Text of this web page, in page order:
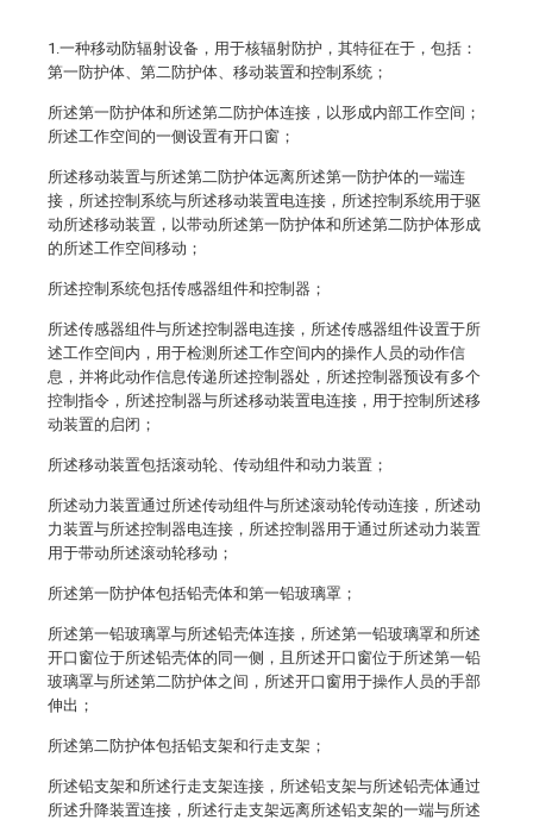
1.一种移动防辐射设备，用于核辐射防护，其特征在于，包括：
第一防护体、第二防护体、移动装置和控制系统；
所述第一防护体和所述第二防护体连接，以形成内部工作空间；
所述工作空间的一侧设置有开口窗；
所述移动装置与所述第二防护体远离所述第一防护体的一端连
接，所述控制系统与所述移动装置电连接，所述控制系统用于驱
动所述移动装置，以带动所述第一防护体和所述第二防护体形成
的所述工作空间移动；
所述控制系统包括传感器组件和控制器；
所述传感器组件与所述控制器电连接，所述传感器组件设置于所
述工作空间内，用于检测所述工作空间内的操作人员的动作信
息，并将此动作信息传递所述控制器处，所述控制器预设有多个
控制指令，所述控制器与所述移动装置电连接，用于控制所述移
动装置的启闭；
所述移动装置包括滚动轮、传动组件和动力装置；
所述动力装置通过所述传动组件与所述滚动轮传动连接，所述动
力装置与所述控制器电连接，所述控制器用于通过所述动力装置
用于带动所述滚动轮移动；
所述第一防护体包括铅壳体和第一铅玻璃罩；
所述第一铅玻璃罩与所述铅壳体连接，所述第一铅玻璃罩和所述
开口窗位于所述铅壳体的同一侧，且所述开口窗位于所述第一铅
玻璃罩与所述第二防护体之间，所述开口窗用于操作人员的手部
伸出；
所述第二防护体包括铅支架和行走支架；
所述铅支架和所述行走支架连接，所述铅支架与所述铅壳体通过
所述升降装置连接，所述行走支架远离所述铅支架的一端与所述